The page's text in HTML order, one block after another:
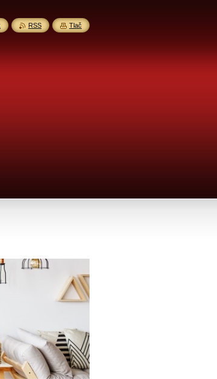
RSS Tlač